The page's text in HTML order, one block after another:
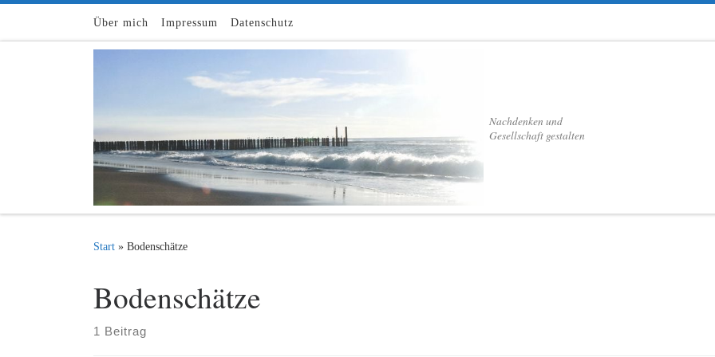
Zum Inhalt springen
Über mich Impressum Datenschutz
Nachdenken und
Gesellschaft gestalten
Start » Bodenschätze
Bodenschätze
1 Beitrag